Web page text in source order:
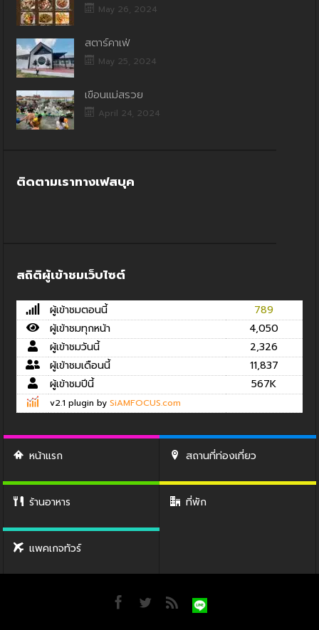
May 26, 2024
สตาร์คาเฟ่
May 25, 2024
เขื่อนแม่สรวย
April 24, 2024
ติดตามเราทางเฟสบุค
สถิติผู้เข้าชมเว็บไซต์
ผู้เข้าชมตอนนี้
789
ผู้เข้าชมทุกหน้า
4,050
ผู้เข้าชมวันนี้
2,326
ผู้เข้าชมเดือนนี้
11,837
ผู้เข้าชมปีนี้
567K
v2.1 plugin by SiAMFOCUS.com
หน้าแรก สถานที่ท่องเที่ยว
ร้านอาหาร ที่พัก
แพคเกจทัวร์